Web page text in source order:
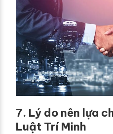
7. Lý do nên lựa
Luật Trí Minh